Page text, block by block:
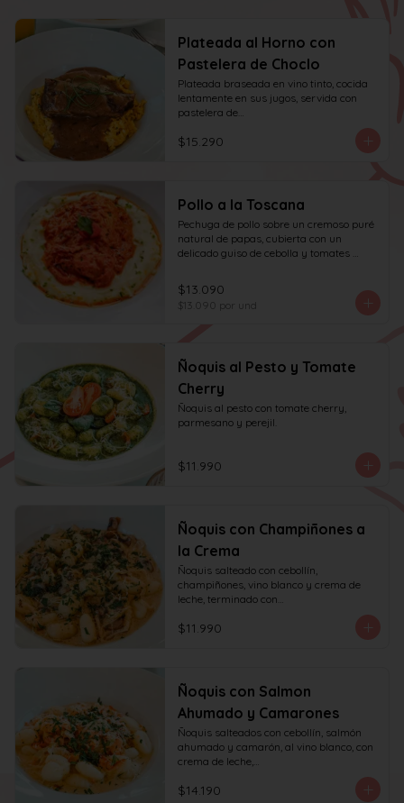
Plateada al Horno con
Pastelera de Choclo
Plateada braseada en vino tinto, cocida
lentamente en sus jugos, servida con
pastelera de
$15.290
Pollo a la Toscana
Pechuga de pollo sobre un cremoso puré
natural de papas, cubierta con un
delicado guiso de cebolla y tomates
blanco y fondo de verduras.
$13.090
$13.090 por und
Ñoquis al Pesto y Tomate
Cherry
Ñoquis al pesto con tomate cherry,
parmesano y perejil.
$11.990
Ñoquis con Champiñones a
la Crema
Ñoquis salteado con cebollín,
champiñones, vino blanco y crema de
leche, terminado con
$11.990
Ñoquis con Salmon
Ahumado y Camarones
Ñoquis salteados con cebollín, salmón
ahumado y camarón, al vino blanco, con
crema de leche,
$14.190